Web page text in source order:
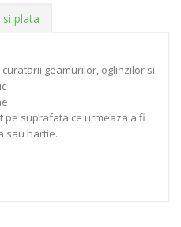
si plata
geamurilor, oglinzilor si
pe suprafata ce urmeaza a fi
sau hartie.